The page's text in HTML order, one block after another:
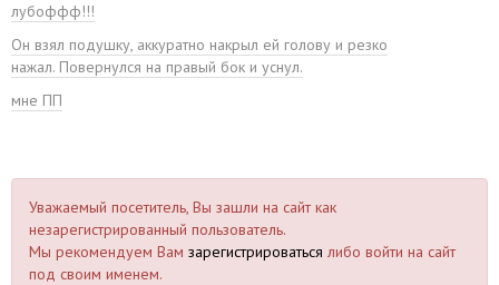
лубоффф!!!
Он взял подушку, аккуратно накрыл ей голову и резко
нажал. Повернулся на правый бок и уснул.
мне ПП
Уважаемый посетитель, Вы зашли на сайт как
незарегистрированный пользователь.
Мы рекомендуем Вам зарегистрироваться либо войти на сайт
под своим именем.